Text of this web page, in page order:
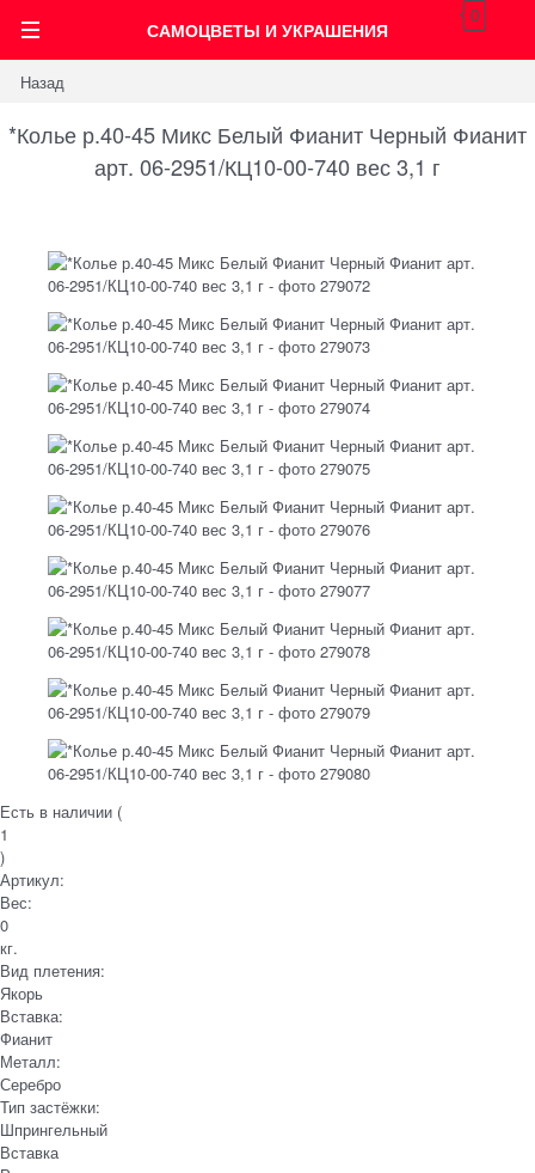
САМОЦВЕТЫ И УКРАШЕНИЯ
0
Назад
*Колье р.40-45 Микс Белый Фианит Черный Фианит
арт. 06-2951/КЦ10-00-740 вес 3,1 г
Есть в наличии (
1
)
Артикул:
Вес:
0
кг.
Вид плетения:
Якорь
Вставка:
Фианит
Металл:
Серебро
Тип застёжки:
Шпрингельный
Вставка